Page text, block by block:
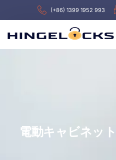
(+86) 1399 1952 993
電動キャビネッ